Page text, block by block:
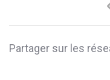
Partager sur les